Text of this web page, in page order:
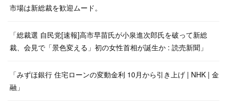
市場は新総裁を歓迎ムード。
「総裁選 自民党[速報]高市早苗氏が小泉進次郎氏を破って新総
裁、会見で「景色変える」初の女性首相が誕生か : 読売新聞」
「みずほ銀行 住宅ローンの変動金利 10月から引き上げ | NHK | 金
融」